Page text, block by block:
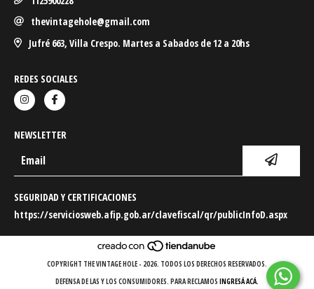
thevintagehole@gmail.com
Jufré 663, Villa Crespo. Martes a Sabados de 12 a 20hs
REDES SOCIALES
NEWSLETTER
SEGURIDAD Y CERTIFICACIONES
https://serviciosweb.afip.gob.ar/clavefiscal/qr/publicInfoD.aspx
COPYRIGHT THE VINTAGE HOLE - 2026. TODOS LOS DERECHOS RESERVADOS.
DEFENSA DE LAS Y LOS CONSUMIDORES. PARA RECLAMOS INGRESÁ ACÁ.